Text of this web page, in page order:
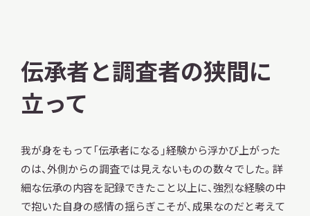
伝承者と調査者の狭間に
立って
我が身をもって「伝承者になる」経験から浮かび上がった
のは、外側からの調査では見えないものの数々でした。詳
細な伝承の内容を記録できたこと以上に、強烈な経験の中
で抱いた自身の感情の揺らぎこそが、成果なのだと考えて